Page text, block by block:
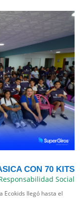
CON 70 KITS
Social
Ecokids llegó hasta el